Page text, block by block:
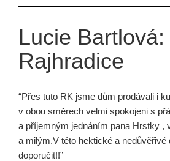
Lucie Bartlová:
Rajhradice
“Přes tuto RK jsme dům prodávali i
v obou směrech velmi spokojeni s
a příjemným jednáním pana Hrstky ,
a milým.V této hektické a nedůvěřivé
doporučit!!”